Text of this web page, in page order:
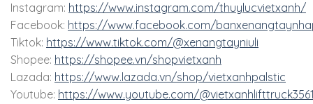
Instagram: https://www.instagram.com/thuylucvietxanh/
Facebook: https://www.facebook.com/
Tiktok: https://www.tiktok.com/@xenangtayniuli
Shopee: https://shopee.vn/shopvietxanh
Lazada: https://www.lazada.vn/shop/vietxanhpalstic
Youtube: https://www.youtube.com/